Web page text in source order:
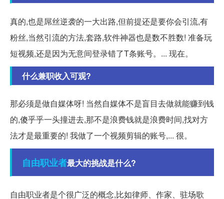
真的,也是屌丝逆袭的一大出路,但前提还是要你会引流,有
粉丝,当然引流的方法,套路,软件神器也是数不胜数! 准备玩
短视频,还是因为无意间登录错了T条账号。... 现在。
什么兼职收入可观?
那必须是做自媒体呀! 当然自媒体不是盲目去做就能赚到钱
的,傻乎乎一头撞进去,那不是浪费钱就是浪费时间,找对方
法才是最重要的! 我做了一个视频剪辑的账号,... 很。
自由职业者最大的挑战是什么?
自由职业者是个很广泛的概念,比如律师、作家、驻场歌